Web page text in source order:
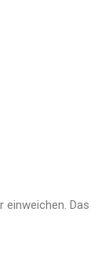
einweichen. Das